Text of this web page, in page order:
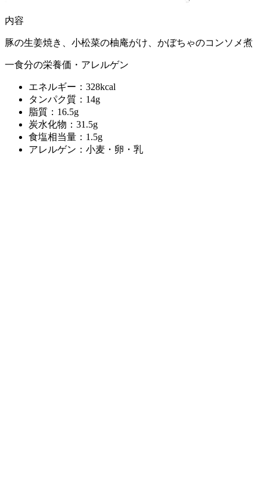
内容
豚の生姜焼き、小松菜の柚庵がけ、かぼちゃのコンソメ煮
一食分の栄養価・アレルゲン
エネルギー：328kcal
タンパク質：14g
脂質：16.5g
炭水化物：31.5g
食塩相当量：1.5g
アレルゲン：小麦・卵・乳